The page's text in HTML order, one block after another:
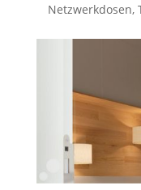
Netzwerkdosen,